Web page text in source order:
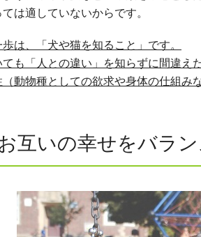
は適していないからです。
は、「犬や猫を知ること」です。
も「人との違い」を知らずに間違え
動物種としての欲求や身体の仕組み
互いの幸せをバラン